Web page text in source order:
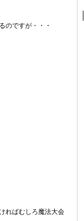
のですが・・・
ればむしろ魔法大会